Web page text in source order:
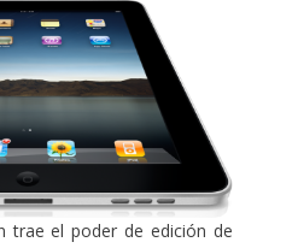
trae el poder de edición de